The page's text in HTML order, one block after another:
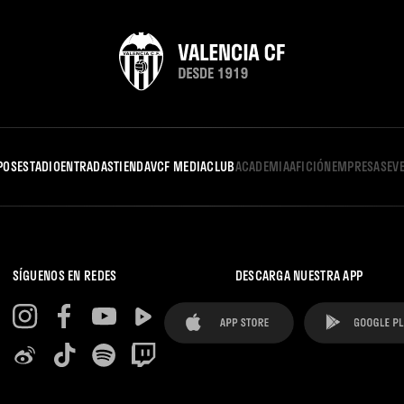
ESTADIOENTRADASTIENDAVCF MEDIACLUBACADEMIAAFICIÓNEMPRESAS
SÍGUENOS EN REDES DESCARGA NUESTRA APP